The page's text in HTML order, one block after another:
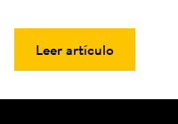
Leer artículo